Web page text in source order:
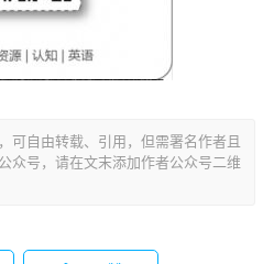
可自由转载、引用，但需署名作者且
众号，请在文末添加作者公众号二维